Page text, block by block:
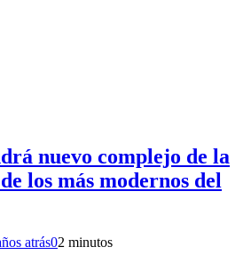
nuevo complejo de la
los más modernos del
atrás02 minutos